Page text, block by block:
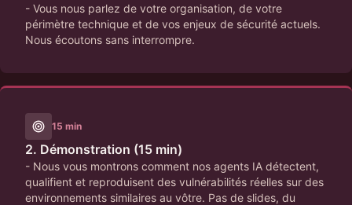
- Vous nous parlez de votre organisation, de votre
périmètre technique et de vos enjeux de sécurité actuels.
Nous écoutons sans interrompre.
15 min
2. Démonstration (15 min)
- Nous vous montrons comment nos agents IA détectent,
qualifient et reproduisent des vulnérabilités réelles sur des
environnements similaires au vôtre. Pas de slides, du